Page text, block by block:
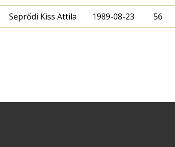
Seprődi Kiss Attila 1989-08-23 56